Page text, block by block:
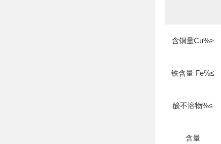
含铜量Cu%≥
铁含量 Fe%≤
酸不溶物%≤
含量